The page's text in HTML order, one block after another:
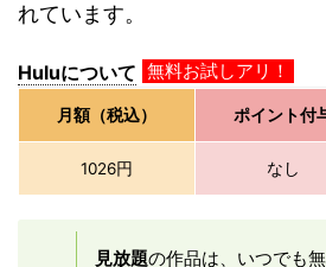
れています。
Huluについて 無料お試しアリ！
月額（税込） ポイント付
1026円 なし
見放題の作品は、いつでも